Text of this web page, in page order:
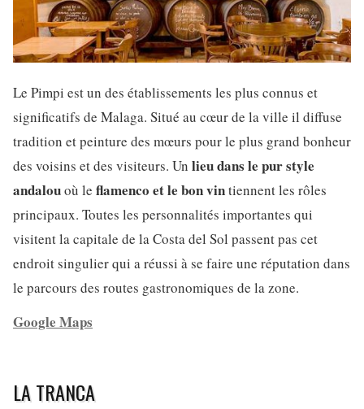
Le Pimpi est un des établissements les plus connus et
significatifs de Malaga. Situé au cœur de la ville il diffuse
tradition et peinture des mœurs pour le plus grand bonheur
des voisins et des visiteurs. Un lieu dans le pur style
andalouoù le flamenco et le bon vintiennent les rôles
principaux. Toutes les personnalités importantes qui
visitent la capitale de la Costa del Sol passent pas cet
endroit singulier qui a réussi à se faire une réputation dans
le parcours des routes gastronomiques de la zone.
Google Maps
LA TRANCA